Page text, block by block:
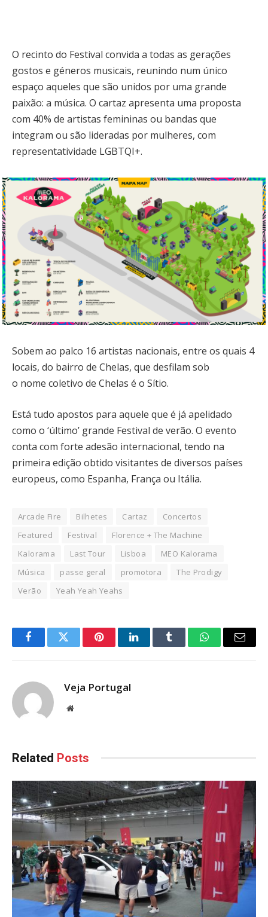
O recinto do Festival convida a todas as gerações
gostos e géneros musicais, reunindo num único
espaço aqueles que são unidos por uma grande
paixão: a música. O cartaz apresenta uma proposta
com 40% de artistas femininas ou bandas que
integram ou são lideradas por mulheres, com
representatividade LGBTQI+.
Sobem ao palco 16 artistas nacionais, entre os quais 4
locais, do bairro de Chelas, que desfilam sob
o nome coletivo de Chelas é o Sítio.
Está tudo apostos para aquele que é já apelidado
como o ‘último’ grande Festival de verão. O evento
conta com forte adesão internacional, tendo na
primeira edição obtido visitantes de diversos países
europeus, como Espanha, França ou Itália.
Arcade Fire Bilhetes Cartaz
Concertos
Featured
Festival
Florence + The Machine
Kalorama
Last Tour Lisboa
MEO Kalorama
Música
passe geral promotora
The Prodigy
Verão
Yeah Yeah Yeahs
FacebookTwitter PinterestLinkedInTumblr WhatsAppEmail
Veja Portugal
Website
Related Posts